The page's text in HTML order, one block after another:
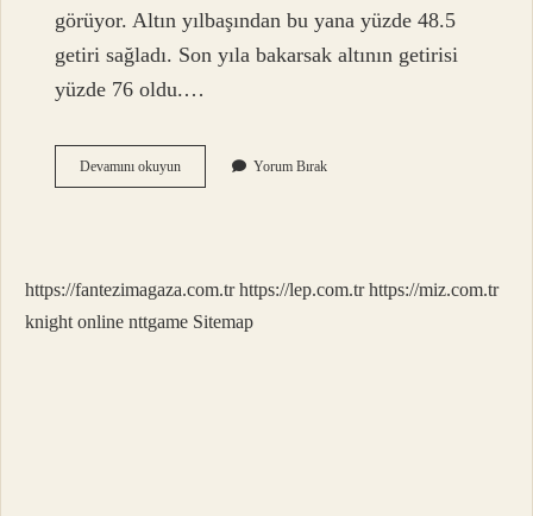
görüyor. Altın yılbaşından bu yana yüzde 48.5
getiri sağladı. Son yıla bakarsak altının getirisi
yüzde 76 oldu.…
Devamını okuyunEn
Çok
Yorum Bırak
https://fantezimagaza.com.tr https://lep.com.tr https://miz.com.tr
knight online nttgame Sitemap